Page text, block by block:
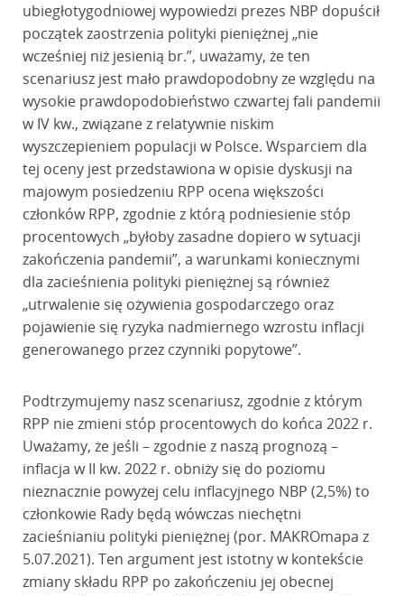
ubiegłotygodniowej wypowiedzi prezes NBP dopuścił
początek zaostrzenia polityki pieniężnej „nie
wcześniej niż jesienią br.”, uważamy, że ten
scenariusz jest mało prawdopodobny ze względu na
wysokie prawdopodobieństwo czwartej fali pandemii
w IV kw., związane z relatywnie niskim
wyszczepieniem populacji w Polsce. Wsparciem dla
tej oceny jest przedstawiona w opisie dyskusji na
majowym posiedzeniu RPP ocena większości
członków RPP, zgodnie z którą podniesienie stóp
procentowych „byłoby zasadne dopiero w sytuacji
zakończenia pandemii”, a warunkami koniecznymi
dla zacieśnienia polityki pieniężnej są również
„utrwalenie się ożywienia gospodarczego oraz
pojawienie się ryzyka nadmiernego wzrostu inflacji
generowanego przez czynniki popytowe”.
Podtrzymujemy nasz scenariusz, zgodnie z którym
RPP nie zmieni stóp procentowych do końca 2022 r.
Uważamy, że jeśli – zgodnie z naszą prognozą –
inflacja w II kw. 2022 r. obniży się do poziomu
nieznacznie powyżej celu inflacyjnego NBP (2,5%) to
członkowie Rady będą wówczas niechętni
zacieśnianiu polityki pieniężnej (por. MAKROmapa z
5.07.2021). Ten argument jest istotny w kontekście
zmiany składu RPP po zakończeniu jej obecnej